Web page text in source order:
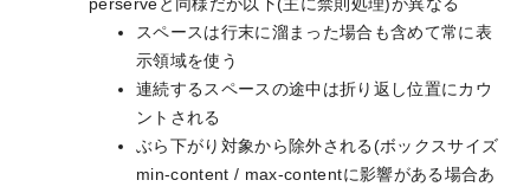
perserveと同様だが以下(主に禁則処理)が異なる
スペースは行末に溜まった場合も含めて常に表
示領域を使う
連続するスペースの途中は折り返し位置にカウ
ントされる
ぶら下がり対象から除外される(ボックスサイズ
min-content / max-contentに影響がある場合あ